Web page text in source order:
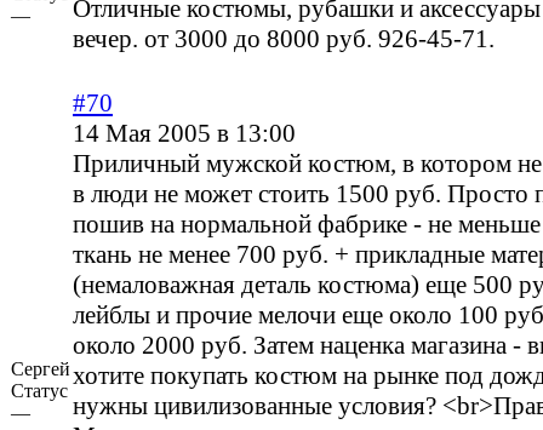
—
Отличные костюмы, рубашки и
вечер. от 3000 до 8000 руб. 926-45-71.
Сергей
Статус
—
#70
14 Мая 2005 в 13:00
Приличный мужской костюм, в котором
в люди не может стоить 1500 руб. Просто
пошив на нормальной фабрике - не
ткань не менее 700 руб. + прикладные
(немаловажная деталь костюма) еще 500
лейблы и прочие мелочи еще около 100
около 2000 руб. Затем наценка магазина -
хотите покупать костюм на рынке под
нужны цивилизованные условия?